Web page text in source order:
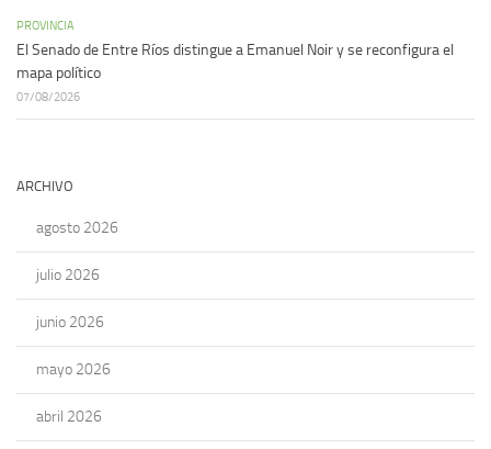
PROVINCIA
El Senado de Entre Ríos distingue a Emanuel Noir y se reconfigura el
mapa político
07/08/2026
ARCHIVO
agosto 2026
julio 2026
junio 2026
mayo 2026
abril 2026